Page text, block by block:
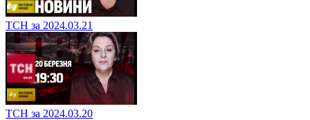
ТСН за 2024.03.21
ТСН за 2024.03.20